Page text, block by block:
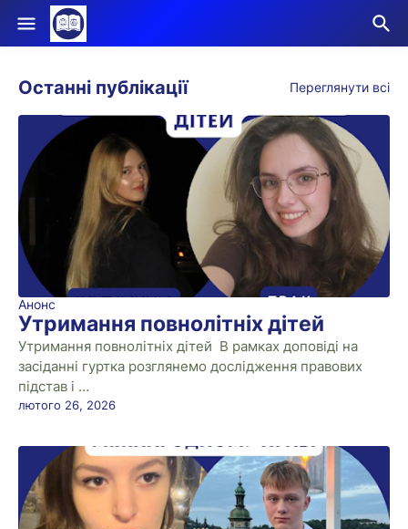
Останні публікації Переглянути всі
Анонс
Утримання повнолітніх дітей
Утримання повнолітніх дітей В рамках доповіді на
засіданні гуртка розглянемо дослідження правових
підстав і …
лютого 26, 2026